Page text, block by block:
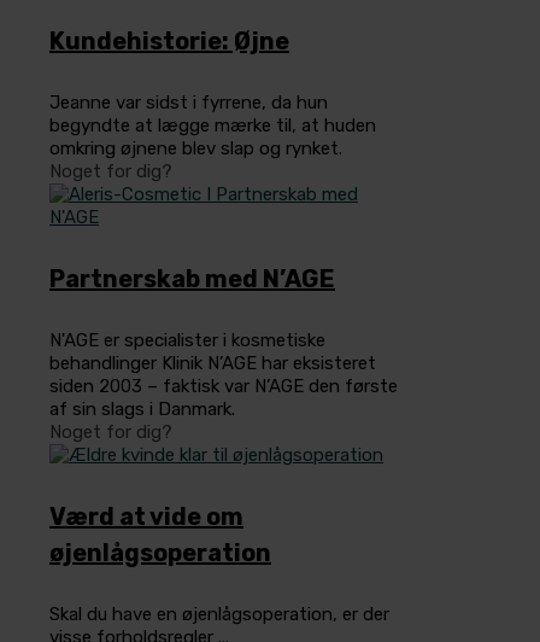
Kundehistorie: Øjne
Jeanne var sidst i fyrrene, da hun
begyndte at lægge mærke til, at huden
omkring øjnene blev slap og rynket.
Noget for dig?
Partnerskab med N’AGE
N'AGE er specialister i kosmetiske
behandlinger Klinik N’AGE har eksisteret
siden 2003 – faktisk var N’AGE den første
af sin slags i Danmark.
Noget for dig?
Værd at vide om
øjenlågsoperation
Skal du have en øjenlågsoperation, er der
visse forholdsregler ...